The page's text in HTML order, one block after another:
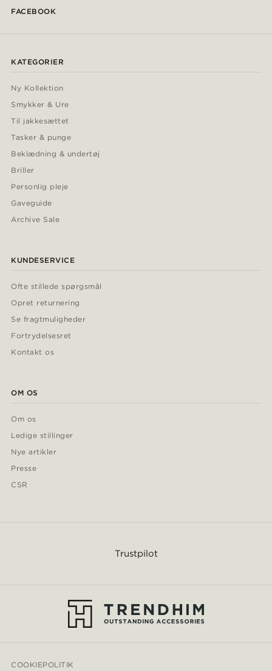
FACEBOOK
KATEGORIER
Ny Kollektion
Smykker & Ure
Til jakkesættet
Tasker & punge
Beklædning & undertøj
Briller
Personlig pleje
Gaveguide
Archive Sale
KUNDESERVICE
Ofte stillede spørgsmål
Opret returnering
Se fragtmuligheder
Fortrydelsesret
Kontakt os
OM OS
Om os
Ledige stillinger
Nye artikler
Presse
CSR
Trustpilot
COOKIEPOLITIK